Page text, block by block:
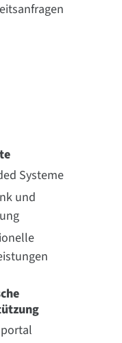
Systeme
und